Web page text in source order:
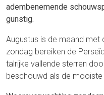
adembenemende
gunstig.
Augustus is de maand met
zondag bereiken de
talrijke vallende sterren
beschouwd als de